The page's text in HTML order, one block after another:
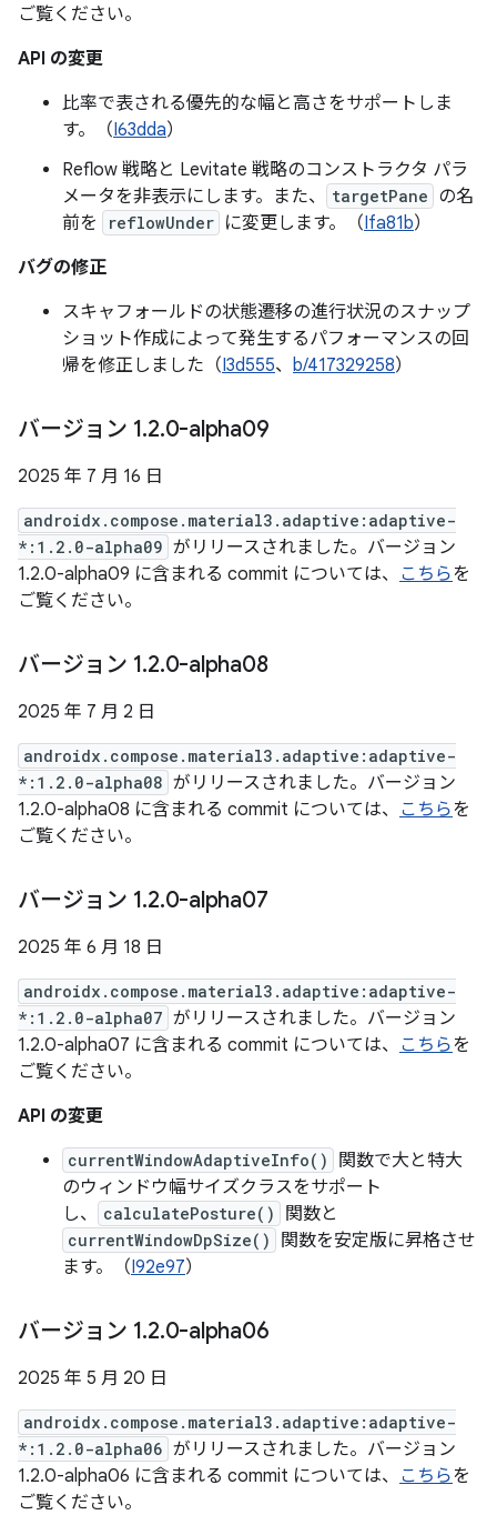
ご覧ください。
API の変更
比率で表される優先的な幅と高さをサポートしま
す。（I63dda）
Reflow 戦略と Levitate 戦略のコンストラクタ パラ
メータを非表示にします。また、
targetPane の名
前を
reflowUnder に変更します。（Ifa81b）
バグの修正
スキャフォールドの状態遷移の進行状況のスナップ
ショット作成によって発生するパフォーマンスの回
帰を修正しました（I3d555、 b/417329258）
バージョン 1.2.0-alpha09
2025 年 7 月 16 日
androidx.compose.material3.adaptive:adaptive-
*:1.2.0-alpha09 がリリースされました。バージョン
1.2.0-alpha09 に含まれる commit については、 こちらを
ご覧ください。
バージョン 1.2.0-alpha08
2025 年 7 月 2 日
androidx.compose.material3.adaptive:adaptive-
*:1.2.0-alpha08 がリリースされました。バージョン
1.2.0-alpha08 に含まれる commit については、 こちらを
ご覧ください。
バージョン 1.2.0-alpha07
2025 年 6 月 18 日
androidx.compose.material3.adaptive:adaptive-
*:1.2.0-alpha07 がリリースされました。バージョン
1.2.0-alpha07 に含まれる commit については、 こちらを
ご覧ください。
API の変更
currentWindowAdaptiveInfo()
関数で大と特大
のウィンドウ幅サイズクラスをサポート
し、
calculatePosture() 関数と
currentWindowDpSize()
関数を安定版に昇格させ
ます。（I92e97）
バージョン 1.2.0-alpha06
2025 年 5 月 20 日
androidx.compose.material3.adaptive:adaptive-
*:1.2.0-alpha06 がリリースされました。バージョン
1.2.0-alpha06 に含まれる commit については、 こちらを
ご覧ください。